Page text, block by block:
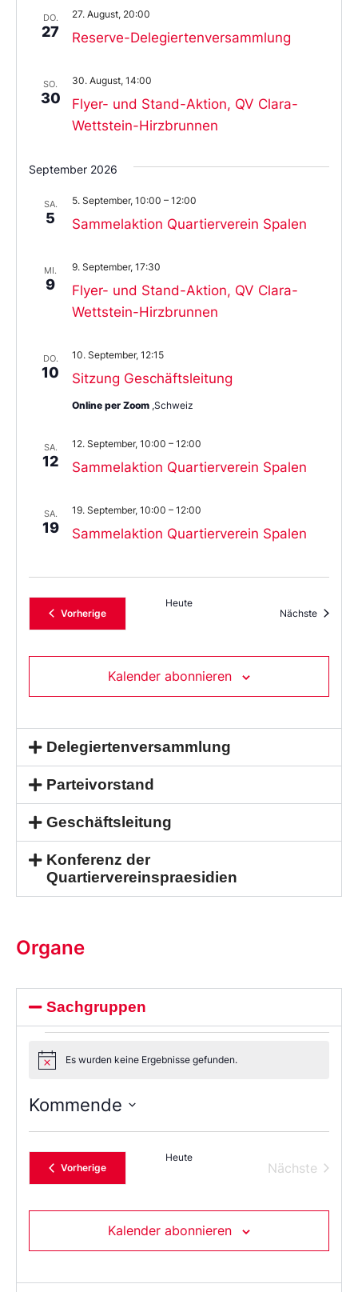
DO.
27 Reserve-Delegiertenversammlung
27. August, 20:00
SO.
30
Flyer- und Stand-Aktion, QV Clara-
Wettstein-Hirzbrunnen
30. August, 14:00
September 2026
SA.
5 Sammelaktion Quartierverein Spalen
5. September, 10:00 – 12:00
MI.
9
Flyer- und Stand-Aktion, QV Clara-
Wettstein-Hirzbrunnen
9. September, 17:30
DO.
10 Sitzung Geschäftsleitung
10. September, 12:15
Online per Zoom ,Schweiz
SA.
12 Sammelaktion Quartierverein Spalen
12. September, 10:00 – 12:00
SA.
19 Sammelaktion Quartierverein Spalen
19. September, 10:00 – 12:00
VorherigeVeranstaltungen
Heute
Nächste
Kalender abonnieren
Delegiertenversammlung
Parteivorstand
Geschäftsleitung
Konferenz der
Quartiervereinspraesidien
Organe
Sachgruppen
NoticeEs wurden keine Ergebnisse gefunden.
Kommende
Sie
das
Datum
aus.
VorherigeVeranstaltungen
Heute
Nächste
Kalender abonnieren